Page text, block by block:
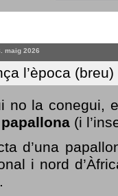
maig 2026
l’època
no la conegui,
papallona (i
d’una
i nord